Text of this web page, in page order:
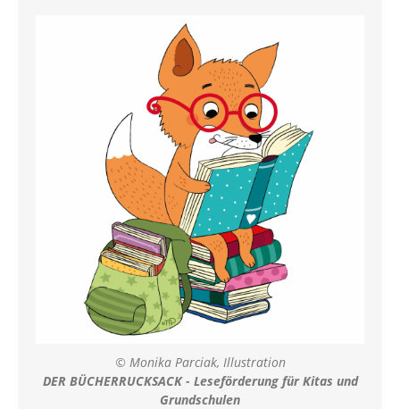
© Monika Parciak, Illustration
DER BÜCHERRUCKSACK - Leseförderung für Kitas und
Grundschulen